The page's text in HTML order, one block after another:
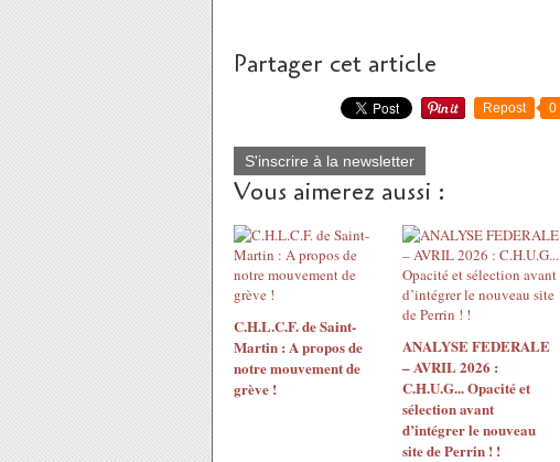
Partager cet article
Repost 0
S'inscrire à la newsletter
Vous aimerez aussi :
C.H.L.C.F. de Saint-
Martin : A propos de
notre mouvement de
grève !
ANALYSE FEDERALE
– AVRIL 2026 :
C.H.U.G... Opacité et
sélection avant
d’intégrer le nouveau
site de Perrin ! !